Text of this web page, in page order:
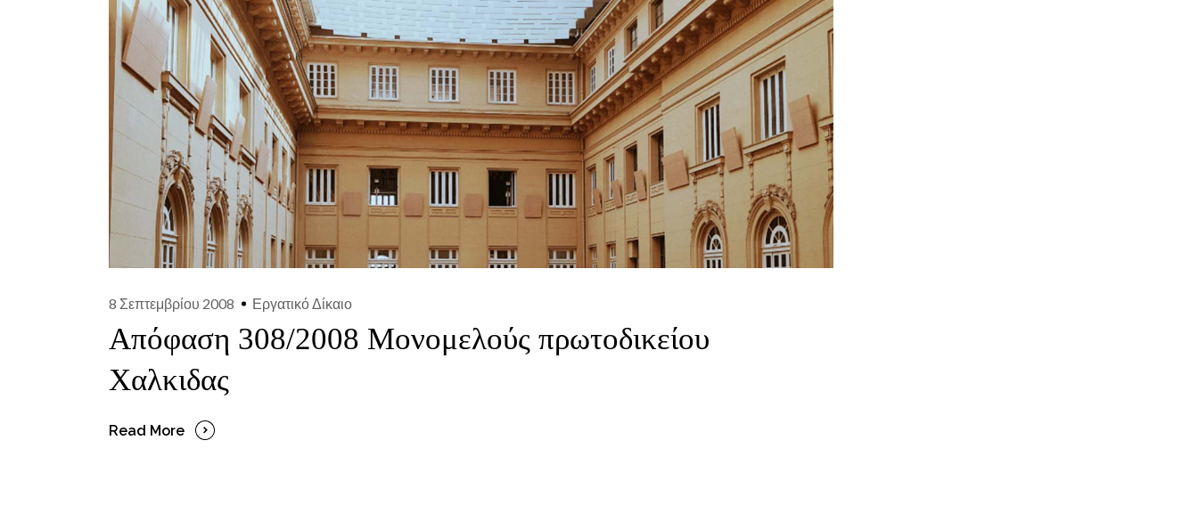
8 Σεπτεμβρίου 2008 Εργατικό Δίκαιο
Απόφαση 308/2008 Μονομελούς πρωτοδικείου
Χαλκιδας
Read More